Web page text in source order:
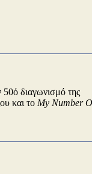
διαγωνισμό της
και το My Number